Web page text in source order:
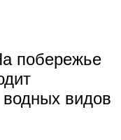
побережье
видов